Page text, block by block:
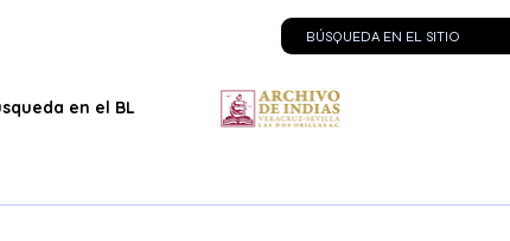
en el BLOG Contacto